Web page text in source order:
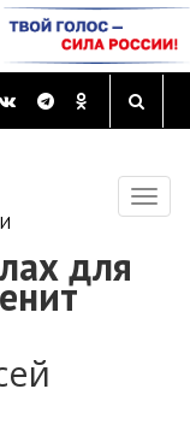
для